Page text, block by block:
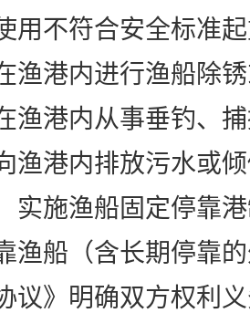
用不符合安全标准
渔港内进行渔船除
渔港内从事垂钓、
渔港内排放污水或
施渔船固定停靠港
渔船（含长期停靠
议》明确双方权利